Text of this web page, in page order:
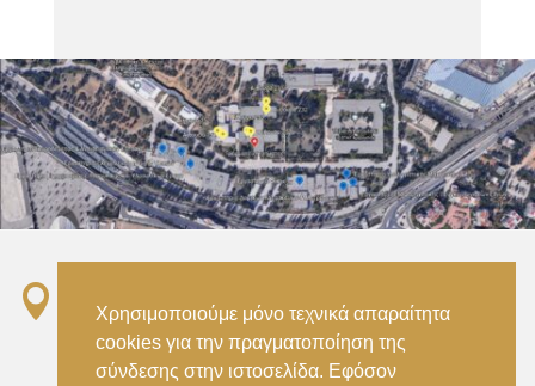

Αττικής –
Metro ISAP – Irini Station, 15122, Marousi
Χρησιμοποιούμε μόνο τεχνικά απαραίτητα
cookies για την πραγματοποίηση της
σύνδεσης στην ιστοσελίδα. Εφόσον